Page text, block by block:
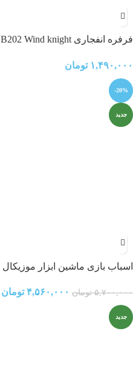
فرفره انفجاری B202 Wind knight
۱,۴۹۰,۰۰۰ تومان
-20%
جدید
اسباب بازی ماشین ابزار موزیکال
Hola Toys Little Mechanic Tool
Truck with Light and Music
۵,۷۰۰,۰۰۰ تومان ۴,۵۶۰,۰۰۰ تومان
جدید